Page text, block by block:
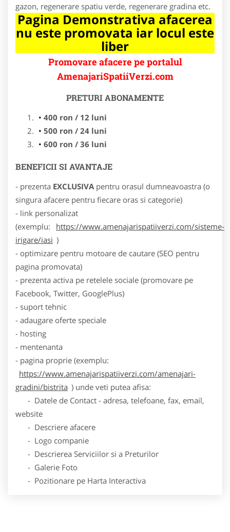
gazon, regenerare spatiu verde, regenerare gradina etc.
Pagina Demonstrativa afacerea
nu este promovata iar locul este
liber
Promovare afacere pe portalul
AmenajariSpatiiVerzi.com
PRETURI ABONAMENTE
400 ron / 12 luni
500 ron / 24 luni
600 ron / 36 luni
BENEFICII SI AVANTAJE
- prezenta EXCLUSIVA pentru orasul dumneavoastra (o
singura afacere pentru fiecare oras si categorie)
- link personalizat
(exemplu:
https://www.amenajarispatiiverzi.com/sisteme-
irigare/iasi )
- optimizare pentru motoare de cautare (SEO pentru
pagina promovata)
- prezenta activa pe retelele sociale (promovare pe
Facebook, Twitter, GooglePlus)
- suport tehnic
- adaugare oferte speciale
- hosting
- mentenanta
- pagina proprie (exemplu:
https://www.amenajarispatiiverzi.com/amenajari-
gradini/bistrita ) unde veti putea afisa:
- Datele de Contact - adresa, telefoane, fax, email,
website
- Descriere afacere
- Logo companie
- Descrierea Serviciilor si a Preturilor
- Galerie Foto
- Pozitionare pe Harta Interactiva